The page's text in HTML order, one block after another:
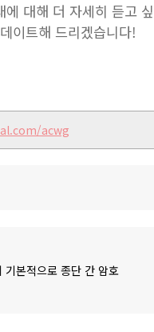
대해 더 자세히 듣고
이트해 드리겠습니다!
acwg
본적으로 종단 간 암호